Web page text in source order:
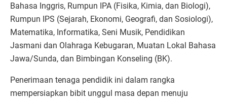
Bahasa Inggris, Rumpun IPA (Fisika, Kimia, dan Biologi),
Rumpun IPS (Sejarah, Ekonomi, Geografi, dan Sosiologi),
Matematika, Informatika, Seni Musik, Pendidikan
Jasmani dan Olahraga Kebugaran, Muatan Lokal Bahasa
Jawa/Sunda, dan Bimbingan Konseling (BK).
Penerimaan tenaga pendidik ini dalam rangka
mempersiapkan bibit unggul masa depan menuju